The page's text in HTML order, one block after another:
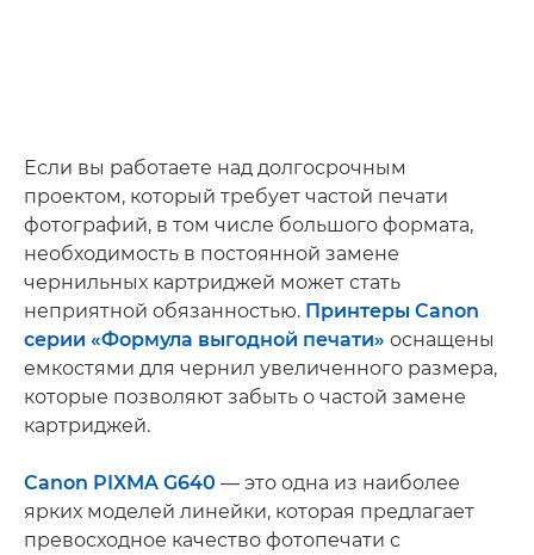
Если вы работаете над долгосрочным
проектом, который требует частой печати
фотографий, в том числе большого формата,
необходимость в постоянной замене
чернильных картриджей может стать
неприятной обязанностью. Принтеры Canon
серии «Формула выгодной печати» оснащены
емкостями для чернил увеличенного размера,
которые позволяют забыть о частой замене
картриджей.
Canon PIXMA G640 — это одна из наиболее
ярких моделей линейки, которая предлагает
превосходное качество фотопечати с